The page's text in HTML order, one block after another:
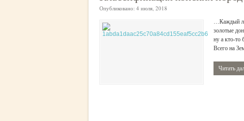
Опубликовано: 4 июля, 2018
…Каждый
золотые
ну а кто-то
Всего на
Читать